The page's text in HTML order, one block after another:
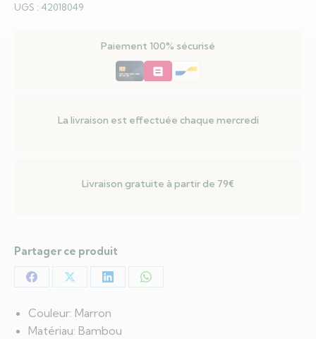
Couleur: Marron
Matériau: Bambou
UGS : 42018049
Paiement 100% sécurisé
La livraison est effectuée chaque mercredi
Livraison gratuite à partir de 79€
Partager ce produit
Partager
sur
Facebook
Partager
sur
X
Partager
LinkedIn
Partager